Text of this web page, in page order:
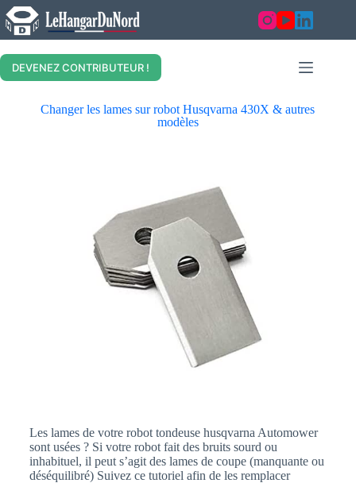
DEVENEZ CONTRIBUTEUR !
Changer les lames sur robot Husqvarna 430X & autres
modèles
Les lames de votre robot tondeuse husqvarna Automower
sont usées ? Si votre robot fait des bruits sourd ou
inhabituel, il peut s’agit des lames de coupe (manquante ou
déséquilibré) Suivez ce tutoriel afin de les remplacer